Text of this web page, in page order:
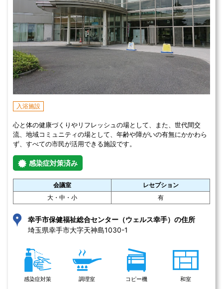
入浴施設
心と体の健康づくりやリフレッシュの場として、また、世代間交
流、地域コミュニティの場として、年齢や障がいの有無にかかわら
ず、すべての市民が活用できる施設です。
感染症対策済み
会議室
レセプション
大・中・小
有
幸手市保健福祉総合センター（ウェルス幸手）の住所
埼玉県幸手市大字天神島1030-1
感染症対策 調理室 コピー機 和室